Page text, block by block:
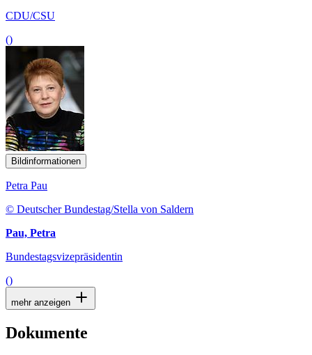
CDU/CSU
()
Bildinformationen
Petra Pau
© Deutscher Bundestag/Stella von Saldern
Pau, Petra
Bundestagsvizepräsidentin
()
mehr anzeigen
Dokumente